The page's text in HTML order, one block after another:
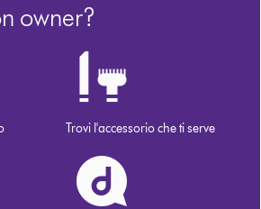
owner?
Trovi l'accessorio che ti serve